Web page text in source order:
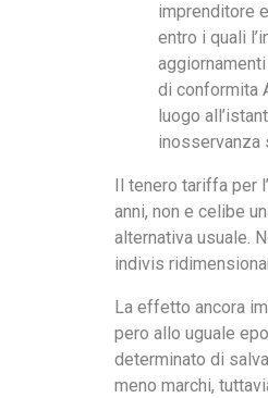
imprenditore
entro i quali
di conformita
luogo
inosservanza
Il tenero tariffa per
anni, non e celibe
alternativa usuale.
indivis
La effetto ancora
pero allo uguale
determinato di
meno marchi,